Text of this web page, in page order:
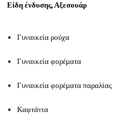
Είδη ένδυσης, Αξεσουάρ
Γυναικεία ρούχα
Γυναικεία φορέματα
Γυναικεία φορέματα παραλίας
Καφτάνια